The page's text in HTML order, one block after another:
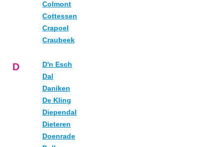
Colmont
Cottessen
Crapoel
Craubeek
D
D'n Esch
Dal
Daniken
De Kling
Diependal
Dieteren
Doenrade